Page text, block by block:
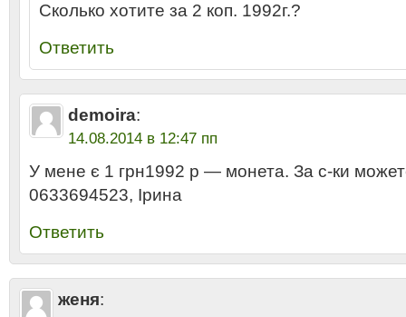
Сколько хотите за 2 коп. 1992г.?
Ответить
demoira:
14.08.2014 в 12:47 пп
У мене є 1 грн1992 р — монета. За с-ки
0633694523, Ірина
Ответить
женя: